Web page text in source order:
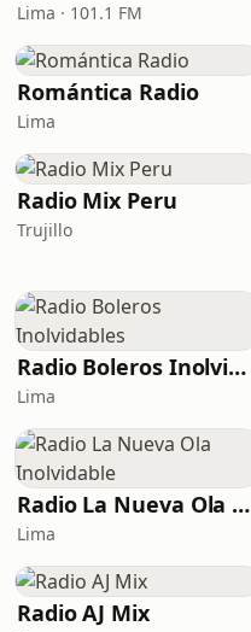
Lima · 101.1 FM
Romántica Radio
Lima
Radio Mix Peru
Trujillo
Radio Boleros Inolvidables
Lima
Radio La Nueva Ola Inolvidable
Lima
Radio AJ Mix